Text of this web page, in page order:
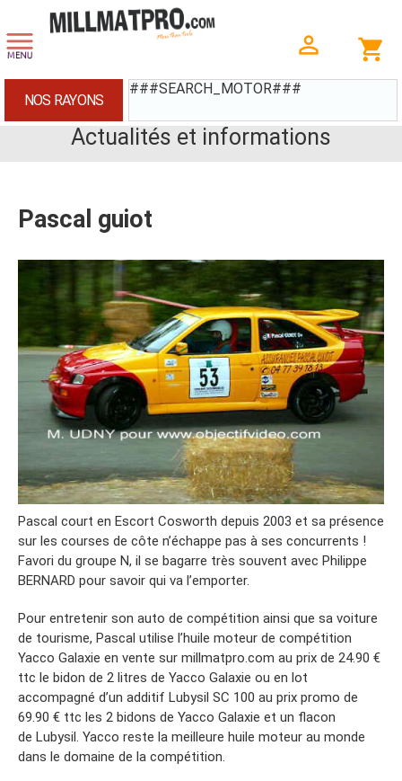
###SEARCH_MOTOR###
NOS RAYONS
Actualités et informations
Pascal guiot
Pascal court en Escort Cosworth depuis 2003 et sa présence
sur les courses de côte n’échappe pas à ses concurrents !
Favori du groupe N, il se bagarre très souvent avec Philippe
BERNARD pour savoir qui va l’emporter.
Pour entretenir son auto de compétition ainsi que sa voiture
de tourisme, Pascal utilise l’huile moteur de compétition
Yacco Galaxie en vente sur millmatpro.com au prix de 24.90 €
ttc le bidon de 2 litres de Yacco Galaxie ou en lot
accompagné d’un additif Lubysil SC 100 au prix promo de
69.90 € ttc les 2 bidons de Yacco Galaxie et un flacon
de Lubysil. Yacco reste la meilleure huile moteur au monde
dans le domaine de la compétition.